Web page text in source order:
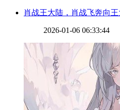
肖战王大陆，肖战飞奔向
2026-01-06 06:33:44